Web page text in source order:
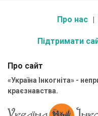
Про нас
Підтримати
Про сайт
«Україна Інкогніта» -
краєзнавства.